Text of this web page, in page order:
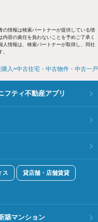
の情報は検索パートナーが提供している情
容の責任を負わないことを予めご了承く
情報は、検索パートナーが取得し、同社
入 中古住宅・中古物件・中古一
フティ不動産アプリ
ス 貸店舗・店舗賃貸
築マンション